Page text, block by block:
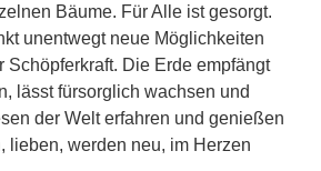
Bäume. Für Alle ist gesorgt.
unentwegt neue Möglichkeiten
Schöpferkraft. Die Erde empfängt
lässt fürsorglich wachsen und
der Welt erfahren und genießen
lieben, werden neu, im Herzen